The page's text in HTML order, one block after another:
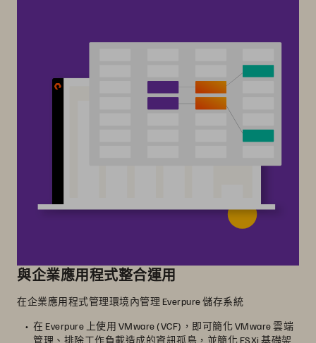
與企業應用程式整合運用
在企業應用程式管理環境內管理 Everpure 儲存系統
在 Everpure 上使用 VMware (VCF)，即可簡化 VMware 雲端
管理、排除工作負載造成的資訊孤島，並簡化 ESXi 基礎架